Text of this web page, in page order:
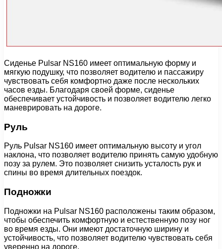
Сиденье Pulsar NS160 имеет оптимальную форму и
мягкую подушку, что позволяет водителю и пассажиру
чувствовать себя комфортно даже после нескольких
часов езды. Благодаря своей форме, сиденье
обеспечивает устойчивость и позволяет водителю легко
маневрировать на дороге.
Руль
Руль Pulsar NS160 имеет оптимальную высоту и угол
наклона, что позволяет водителю принять самую удобную
позу за рулем. Это позволяет снизить усталость рук и
спины во время длительных поездок.
Подножки
Подножки на Pulsar NS160 расположены таким образом,
чтобы обеспечить комфортную и естественную позу ног
во время езды. Они имеют достаточную ширину и
устойчивость, что позволяет водителю чувствовать себя
уверенно на дороге.